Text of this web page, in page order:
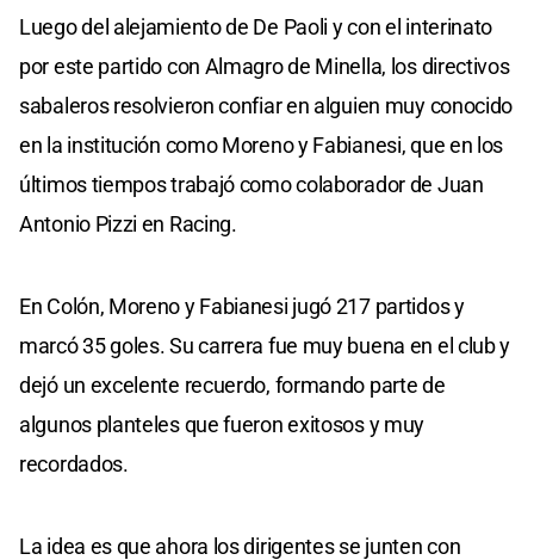
Luego del alejamiento de De Paoli y con el interinato
por este partido con Almagro de Minella, los directivos
sabaleros resolvieron confiar en alguien muy conocido
en la institución como Moreno y Fabianesi, que en los
últimos tiempos trabajó como colaborador de Juan
Antonio Pizzi en Racing.
En Colón, Moreno y Fabianesi jugó 217 partidos y
marcó 35 goles. Su carrera fue muy buena en el club y
dejó un excelente recuerdo, formando parte de
algunos planteles que fueron exitosos y muy
recordados.
La idea es que ahora los dirigentes se junten con